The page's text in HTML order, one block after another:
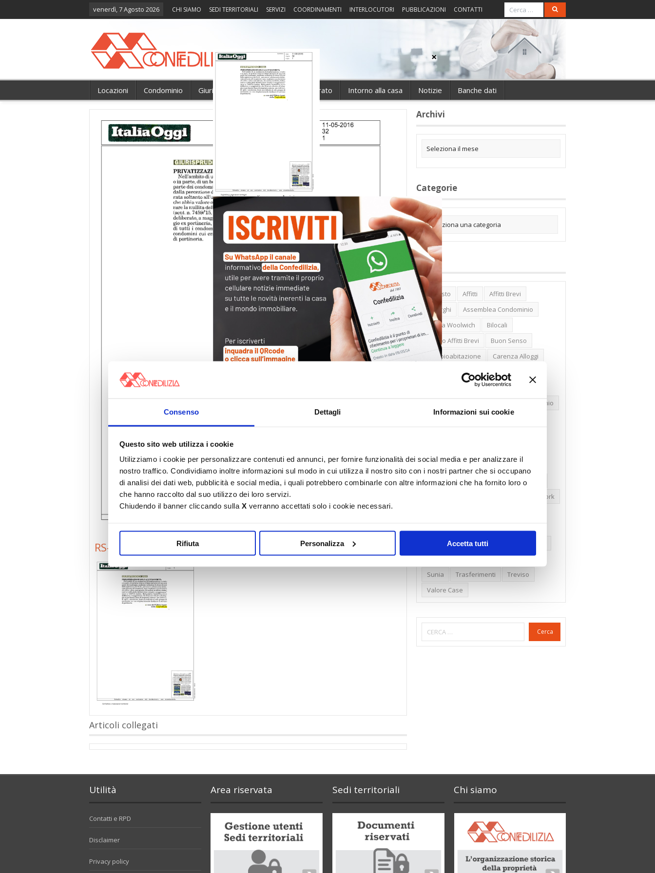
Consenso Dettagli Informazioni sui cookie
Questo sito web utilizza i cookie
Utilizziamo i cookie per personalizzare contenuti ed annunci, per fornire funzionalità dei social media e per analizzare il
nostro traffico. Condividiamo inoltre informazioni sul modo in cui utilizza il nostro sito con i nostri partner che si occupano
di analisi dei dati web, pubblicità e social media, i quali potrebbero combinarle con altre informazioni che ha fornito loro o
che hanno raccolto dal suo utilizzo dei loro servizi.
Chiudendo il banner cliccando sulla X verranno accettati solo i cookie necessari.
Rifiuta Personalizza Accetta tutti
venerdì, 7 Agosto 2026 CHI SIAMO SEDI TERRITORIALI SERVIZI COORDINAMENTI INTERLOCUTORI PUBBLICAZIONI CONTATTI
Locazioni Condominio Giurisprudenza Fisco Portierato Intorno alla casa Notizie Banche dati
RS-ItaliaOggi-160511-Privatizzazioni
Articoli collegati
Archivi
Categorie
Tag
30posto Affitti
Affitti Brevi
Alberghi
Assemblea Condominio
Banca Woolwich
Bilocali
Blocco Affitti Brevi
Buon Senso
Cambioabitazione
Carenza Alloggi
Case Pubbliche
CO2
Collabenti
Condominio
Ideologia Green
Irregolarità Formali
New York
Rendite Catastali
Ruderi
Sicurezza
Sommerso
Sunia
Trasferimenti
Treviso
Valore Case
Cerca
Utilità
Contatti e RPD
Disclaimer
Privacy policy
Area riservata Sedi territoriali Chi siamo